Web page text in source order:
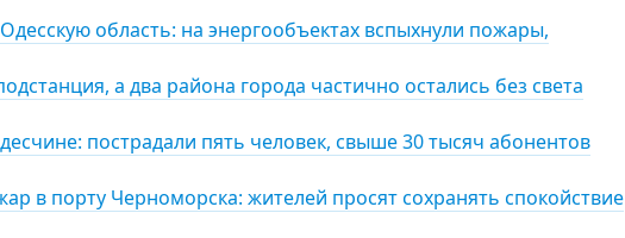
область: на энергообъектах вспыхнули пожары,
а два района города частично остались без света
пострадали пять человек, свыше 30 тысяч абонентов
в порту Черноморска: жителей просят сохранять спокойствие